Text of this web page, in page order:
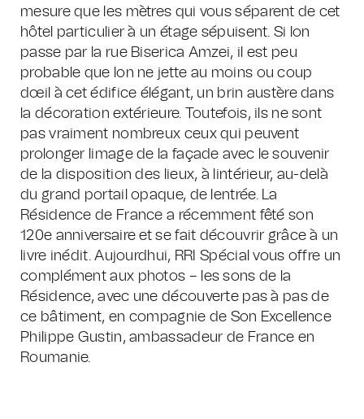
mesure que les mètres qui vous séparent de cet
hôtel particulier à un étage sépuisent. Si lon
passe par la rue Biserica Amzei, il est peu
probable que lon ne jette au moins ou coup
dœil à cet édifice élégant, un brin austère dans
la décoration extérieure. Toutefois, ils ne sont
pas vraiment nombreux ceux qui peuvent
prolonger limage de la façade avec le souvenir
de la disposition des lieux, à lintérieur, au-delà
du grand portail opaque, de lentrée. La
Résidence de France a récemment fêté son
120e anniversaire et se fait découvrir grâce à un
livre inédit. Aujourdhui, RRI Spécial vous offre un
complément aux photos – les sons de la
Résidence, avec une découverte pas à pas de
ce bâtiment, en compagnie de Son Excellence
Philippe Gustin, ambassadeur de France en
Roumanie.